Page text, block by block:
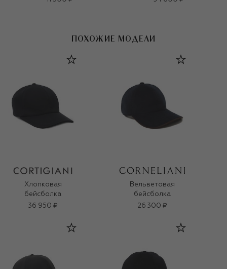
ПОХОЖИЕ МОДЕЛИ
Хлопковая
бейсболка
36 950 ₽
Вельветовая
бейсболка
26 300 ₽